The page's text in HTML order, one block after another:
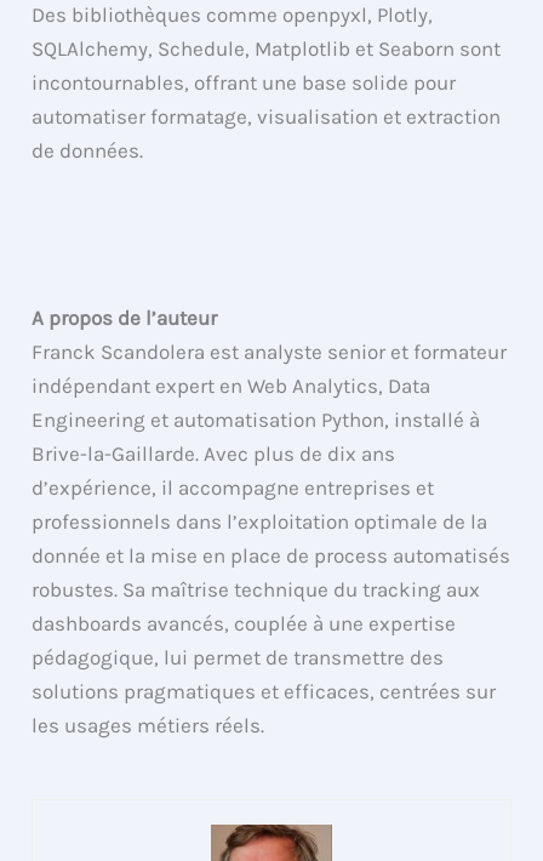
Des bibliothèques comme openpyxl, Plotly,
SQLAlchemy, Schedule, Matplotlib et Seaborn sont
incontournables, offrant une base solide pour
automatiser formatage, visualisation et extraction
de données.
A propos de l’auteur
Franck Scandolera est analyste senior et formateur
indépendant expert en Web Analytics, Data
Engineering et automatisation Python, installé à
Brive-la-Gaillarde. Avec plus de dix ans
d’expérience, il accompagne entreprises et
professionnels dans l’exploitation optimale de la
donnée et la mise en place de process automatisés
robustes. Sa maîtrise technique du tracking aux
dashboards avancés, couplée à une expertise
pédagogique, lui permet de transmettre des
solutions pragmatiques et efficaces, centrées sur
les usages métiers réels.